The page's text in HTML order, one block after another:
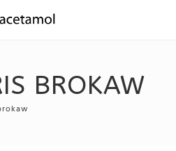
BROKAW